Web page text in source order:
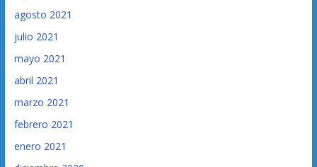
agosto 2021
julio 2021
mayo 2021
abril 2021
marzo 2021
febrero 2021
enero 2021